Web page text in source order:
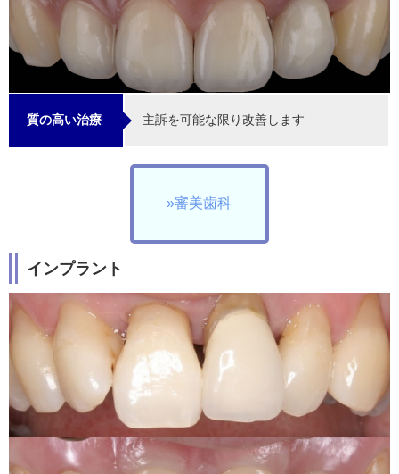
質の高い治療 主訴を可能な限り改善します
»審美歯科
インプラント